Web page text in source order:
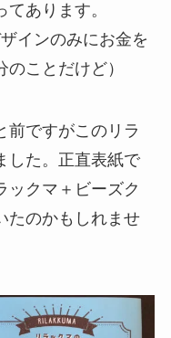
あります。
インのみにお金を
ことだけど）
前ですがこのリラ
した。正直表紙で
ックマ＋ビーズク
たのかもしれませ